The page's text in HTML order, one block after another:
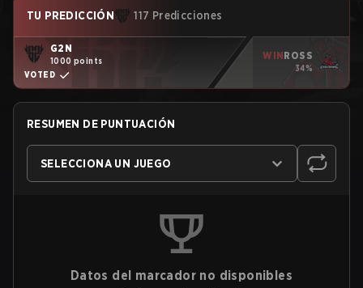
TU PREDICCIÓN 117 Predicciones
G2N
1000 points
VOTED
WINROSS
34%
RESUMEN DE PUNTUACIÓN
SELECCIONA UN JUEGO
Datos del marcador no disponibles